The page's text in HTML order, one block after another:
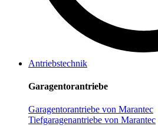
Antriebstechnik
Garagentorantriebe
Garagentorantriebe von Marantec
Tiefgaragenantriebe von Marantec